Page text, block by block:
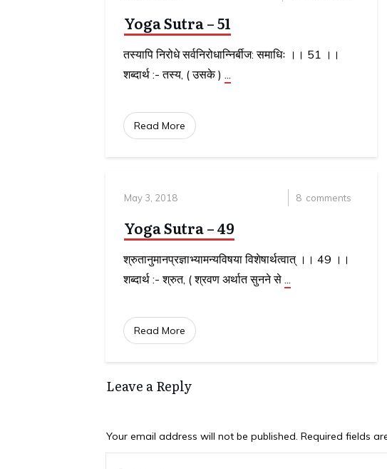
Yoga Sutra – 51
तस्यापि निरोधे सर्वनिरोधान्निर्बीज: समाधिः ।। 51 ।।
शब्दार्थ :- तस्य, ( उसके ) ...
Read More
May 3, 2018 8 comments
Yoga Sutra – 49
श्रुतानुमानप्रज्ञाभ्यामन्यविषया विशेषार्थत्वात् ।। 49 ।।
शब्दार्थ :- श्रुत, ( श्रवण अर्थात सुनने से ...
Read More
Leave a Reply
Your email address will not be published. Required fields